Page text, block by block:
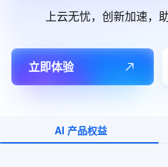
上云无忧，创新加速，
立即体验
AI 产品权益